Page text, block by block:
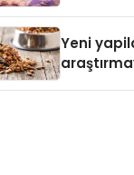
Yeni